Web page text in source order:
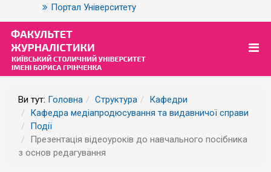
Портал Університету
Ви тут: Головна Структура
Кафедри
Кафедра медіапродюсування та видавничої справи
Події
Презентація відеоуроків до навчального посібника
з основ редагування